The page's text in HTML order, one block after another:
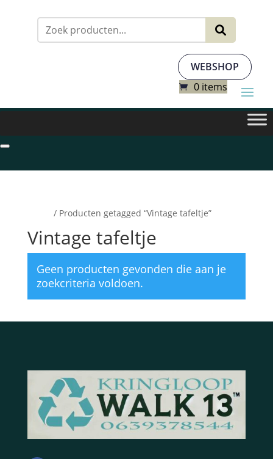
WEBSHOP
0 items
/ Producten getagged “Vintage tafeltje”
Vintage tafeltje
Geen producten gevonden die aan je
zoekcriteria voldoen.